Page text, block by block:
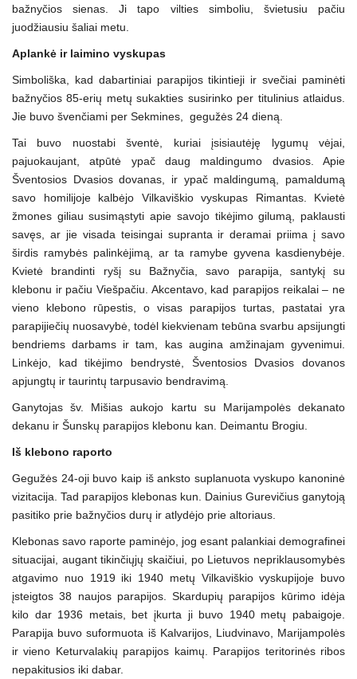
bažnyčios sienas. Ji tapo vilties simboliu, švietusiu pačiu
juodžiausiu šaliai metu.
Aplankė ir laimino vyskupas
Simboliška, kad dabartiniai parapijos tikintieji ir svečiai paminėti
bažnyčios 85-erių metų sukakties susirinko per titulinius atlaidus.
Jie buvo švenčiami per Sekmines, gegužės 24 dieną.
Tai buvo nuostabi šventė, kuriai įsisiautėję lygumų vėjai,
pajuokaujant, atpūtė ypač daug maldingumo dvasios. Apie
Šventosios Dvasios dovanas, ir ypač maldingumą, pamaldumą
savo homilijoje kalbėjo Vilkaviškio vyskupas Rimantas. Kvietė
žmones giliau susimąstyti apie savojo tikėjimo gilumą, paklausti
savęs, ar jie visada teisingai supranta ir deramai priima į savo
širdis ramybės palinkėjimą, ar ta ramybe gyvena kasdienybėje.
Kvietė brandinti ryšį su Bažnyčia, savo parapija, santykį su
klebonu ir pačiu Viešpačiu. Akcentavo, kad parapijos reikalai – ne
vieno klebono rūpestis, o visas parapijos turtas, pastatai yra
parapijiečių nuosavybė, todėl kiekvienam tebūna svarbu apsijungti
bendriems darbams ir tam, kas augina amžinajam gyvenimui.
Linkėjo, kad tikėjimo bendrystė, Šventosios Dvasios dovanos
apjungtų ir taurintų tarpusavio bendravimą.
Ganytojas šv. Mišias aukojo kartu su Marijampolės dekanato
dekanu ir Šunskų parapijos klebonu kan. Deimantu Brogiu.
Iš klebono raporto
Gegužės 24-oji buvo kaip iš anksto suplanuota vyskupo kanoninė
vizitacija. Tad parapijos klebonas kun. Dainius Gurevičius ganytoją
pasitiko prie bažnyčios durų ir atlydėjo prie altoriaus.
Klebonas savo raporte paminėjo, jog esant palankiai demografinei
situacijai, augant tikinčiųjų skaičiui, po Lietuvos nepriklausomybės
atgavimo nuo 1919 iki 1940 metų Vilkaviškio vyskupijoje buvo
įsteigtos 38 naujos parapijos. Skardupių parapijos kūrimo idėja
kilo dar 1936 metais, bet įkurta ji buvo 1940 metų pabaigoje.
Parapija buvo suformuota iš Kalvarijos, Liudvinavo, Marijampolės
ir vieno Keturvalakių parapijos kaimų. Parapijos teritorinės ribos
nepakitusios iki dabar.